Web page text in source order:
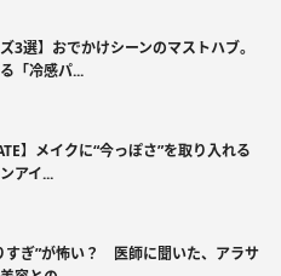
3選】おでかけシーンのマストハブ。
「冷感パ...
】メイクに“今っぽさ”を取り入れる
アイ...
すぎ”が怖い？ 医師に聞いた、アラサ